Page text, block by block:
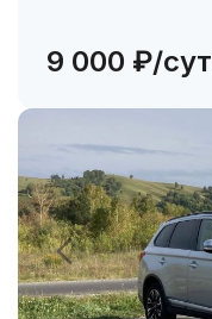
9 000 ₽/сут